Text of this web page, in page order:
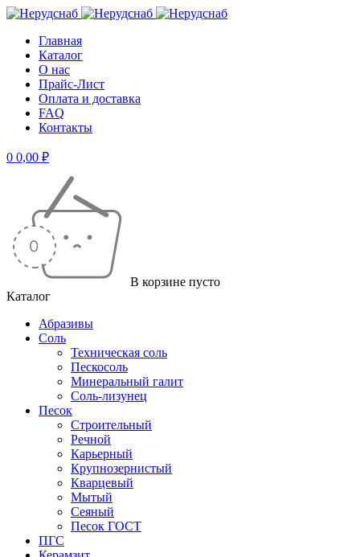
Главная
Каталог
О нас
Прайс-Лист
Оплата и доставка
FAQ
Контакты
0 0,00 ₽
В корзине пусто
Каталог
Абразивы
Соль
Техническая соль
Пескосоль
Минеральный галит
Соль-лизунец
Песок
Строительный
Речной
Карьерный
Крупнозернистый
Кварцевый
Мытый
Сеяный
Песок ГОСТ
ПГС